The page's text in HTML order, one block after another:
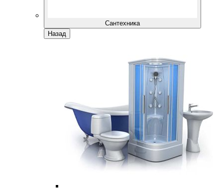
Сантехника
Назад